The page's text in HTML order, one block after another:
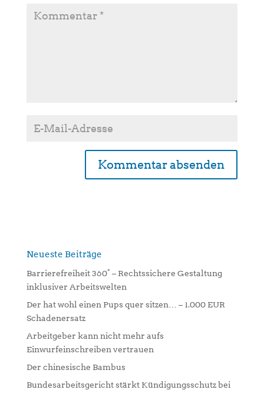
n
v
e
:
Neueste Beiträge
Barrierefreiheit 360° – Rechtssichere Gestaltung
inklusiver Arbeitswelten
Der hat wohl einen Pups quer sitzen… – 1.000 EUR
Schadenersatz
Arbeitgeber kann nicht mehr aufs
Einwurfeinschreiben vertrauen
Der chinesische Bambus
Bundesarbeitsgericht stärkt Kündigungsschutz bei